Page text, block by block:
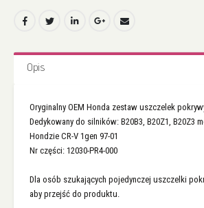
Opis
Oryginalny OEM Honda zestaw uszczelek
Dedykowany do silników: B20B3, B20Z1, B20Z3
Hondzie CR-V 1gen 97-01
Nr części: 12030-PR4-000
Dla osób szukających pojedynczej uszczelki
aby przejść do produktu.